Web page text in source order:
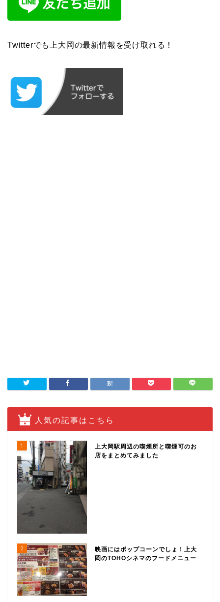
Twitterでも上大岡の最新情報を受け取れる！
人気の記事はこちら
1
上大岡駅周辺の喫煙所と喫煙可のお
店をまとめてみました
2
映画にはポップコーンでしょ！上大
岡のTOHOシネマのフードメニュー